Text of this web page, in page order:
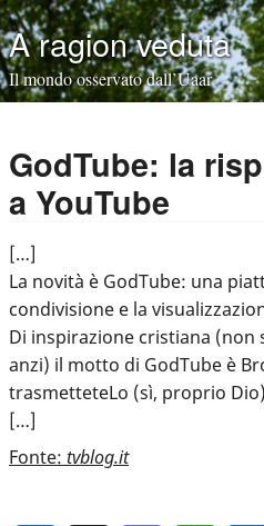
A ragion veduta
Il mondo osservato dall’Uaar
GodTube: la
a YouTube
[…]
La novità è GodTube: una
condivisione e la
Di inspirazione cristiana (non
anzi) il motto di GodTube è
trasmetteteLo (sì, proprio
[…]
Fonte: tvblog.it